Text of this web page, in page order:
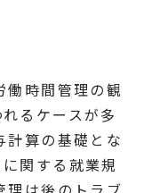
時間管理の観
るケースが多
計算の基礎とな
関する就業規